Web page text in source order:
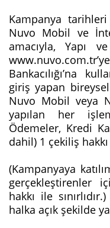
Kampanya
Nuvo Mobil ve
amacıyla, Yapı
Bankacılığı’na
giriş yapan
Nuvo Mobil veya
yapılan her
Ödemeler, Kredi
dahil) 1 çekiliş
(Kampanyaya
gerçekleştirenler
hakkı ile
halka açık şekilde